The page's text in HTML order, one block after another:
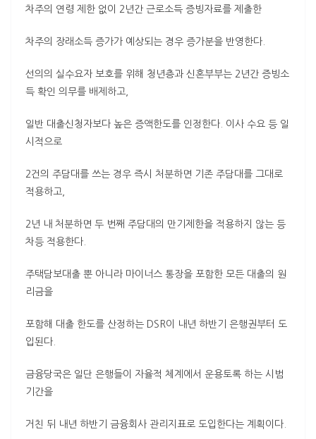
차주의 연령 제한 없이 2년간 근로소득 증빙자료를 제출한
차주의 장래소득 증가가 예상되는 경우 증가분을 반영한다.
선의의 실수요자 보호를 위해 청년층과 신혼부부는 2년간 증빙소
득 확인 의무를 배제하고,
일반 대출신청자보다 높은 증액한도를 인정한다. 이사 수요 등 일
시적으로
2건의 주담대를 쓰는 경우 즉시 처분하면 기존 주담대를 그대로
적용하고,
2년 내 처분하면 두 번째 주담대의 만기제한을 적용하지 않는 등
차등 적용한다.
주택담보대출 뿐 아니라 마이너스 통장을 포함한 모든 대출의 원
리금을
포함해 대출 한도를 산정하는 DSR이 내년 하반기 은행권부터 도
입된다.
금융당국은 일단 은행들이 자율적 체계에서 운용토록 하는 시범
기간을
거친 뒤 내년 하반기 금융회사 관리지표로 도입한다는 계획이다.